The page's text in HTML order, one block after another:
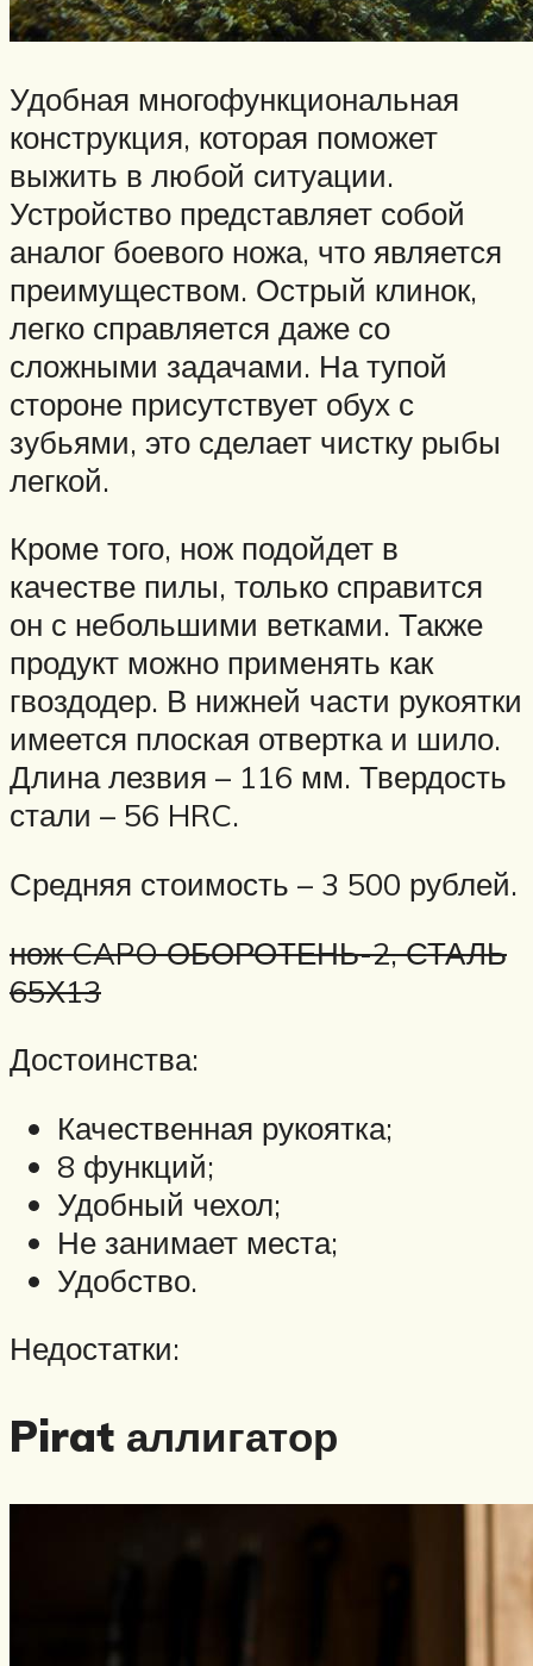
Удобная многофункциональная
конструкция, которая поможет
выжить в любой ситуации.
Устройство представляет собой
аналог боевого ножа, что является
преимуществом. Острый клинок,
легко справляется даже со
сложными задачами. На тупой
стороне присутствует обух с
зубьями, это сделает чистку рыбы
легкой.
Кроме того, нож подойдет в
качестве пилы, только справится
он с небольшими ветками. Также
продукт можно применять как
гвоздодер. В нижней части рукоятки
имеется плоская отвертка и шило.
Длина лезвия – 116 мм. Твердость
стали – 56 HRC.
Средняя стоимость – 3 500 рублей.
нож CAPO ОБОРОТЕНЬ-2, СТАЛЬ
65Х13
Достоинства:
Качественная рукоятка;
8 функций;
Удобный чехол;
Не занимает места;
Удобство.
Недостатки:
Pirat аллигатор